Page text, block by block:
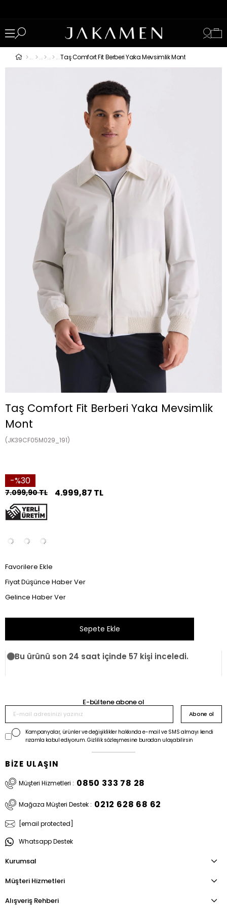
Taş Comfort Fit Berberi Yaka Mevsimlik Mont
Taş Comfort Fit Berberi Yaka Mevsimlik
Mont
(JK39CF05M029_191)
30
7.099,90 TL 4.999,87 TL
Favorilere Ekle
Fiyat Düşünce Haber Ver
Gelince Haber Ver
Bu ürünü son 24 saat içinde 57 kişi inceledi.
E-bültene abone ol
Abone ol
Kampanyalar, ürünler ve değişiklikler hakkında e-mail ve SMS almayı kendi
rızamla kabul ediyorum. Gizlilik sözleşmesine buradan ulaşabilirsin
BİZE ULAŞIN
Müşteri Hizmetleri : 0850 333 78 28
Mağaza Müşteri Destek : 0212 628 68 62
[email protected]
Whatsapp Destek
Kurumsal
Müşteri Hizmetleri
Alışveriş Rehberi